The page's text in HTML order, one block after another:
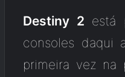
Destiny 2 está
consoles daqui
primeira vez na